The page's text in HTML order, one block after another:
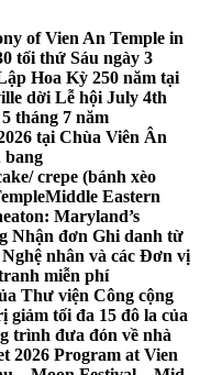
of Vien An Temple in
tối thứ Sáu ngày 3
Hoa Kỳ 250 năm tại
dời Lễ hội July 4th
tháng 7 năm
tại Chùa Viên Ân
bang
crepe (bánh xèo
Middle Eastern
Maryland’s
Nhận đơn Ghi danh từ
nhân và các Đơn vị
miễn phí
Thư viện Công cộng
giảm tối đa 15 đô la của
trình đưa đón về nhà
2026 Program at Vien